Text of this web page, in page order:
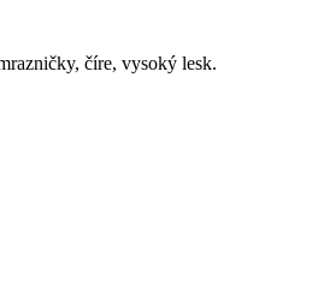
číre, vysoký lesk.